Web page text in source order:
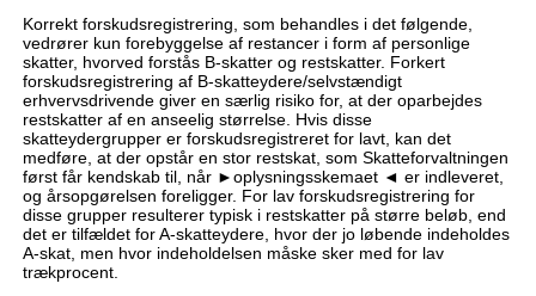
Korrekt forskudsregistrering, som behandles i det følgende,
vedrører kun forebyggelse af restancer i form af personlige
skatter, hvorved forstås B-skatter og restskatter. Forkert
forskudsregistrering af B-skatteydere/selvstændigt
erhvervsdrivende giver en særlig risiko for, at der oparbejdes
restskatter af en anseelig størrelse. Hvis disse
skatteydergrupper er forskudsregistreret for lavt, kan det
medføre, at der opstår en stor restskat, som Skatteforvaltningen
først får kendskab til, når ►oplysningsskemaet ◄ er indleveret,
og årsopgørelsen foreligger. For lav forskudsregistrering for
disse grupper resulterer typisk i restskatter på større beløb, end
det er tilfældet for A-skatteydere, hvor der jo løbende indeholdes
A-skat, men hvor indeholdelsen måske sker med for lav
trækprocent.